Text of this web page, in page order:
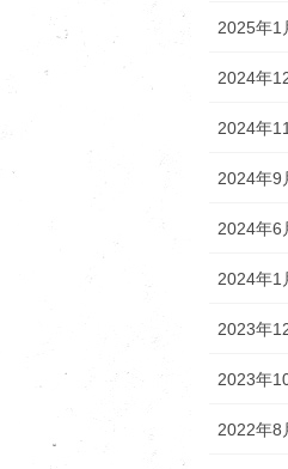
2025年1
2024年
2024年
2024年9
2024年6
2024年1
2023年
2023年
2022年8